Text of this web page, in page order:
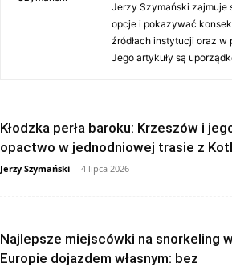
Jerzy Szymański zajmuje
opcje i pokazywać
źródłach instytucji oraz w
Jego artykuły są
Kłodzka perła baroku: Krzeszów i
opactwo w jednodniowej trasie z
Jerzy Szymański - 4 lipca 2026
Najlepsze miejscówki na snorkeling
Europie dojazdem własnym: bez